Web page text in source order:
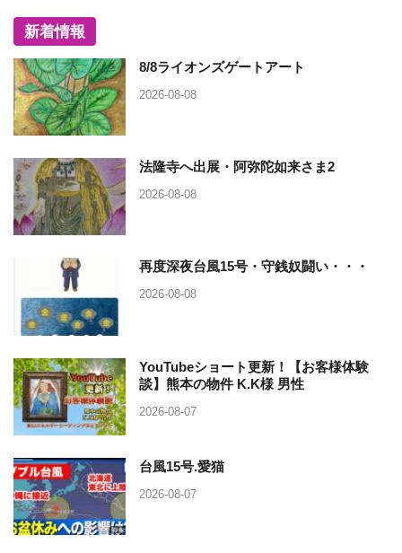
新着情報
8/8ライオンズゲートアート
2026-08-08
法隆寺へ出展・阿弥陀如来さま2
2026-08-08
再度深夜台風15号・守銭奴闘い・・・
2026-08-08
YouTubeショート更新！【お客様体験
談】熊本の物件 K.K様 男性
2026-08-07
台風15号.愛猫
2026-08-07